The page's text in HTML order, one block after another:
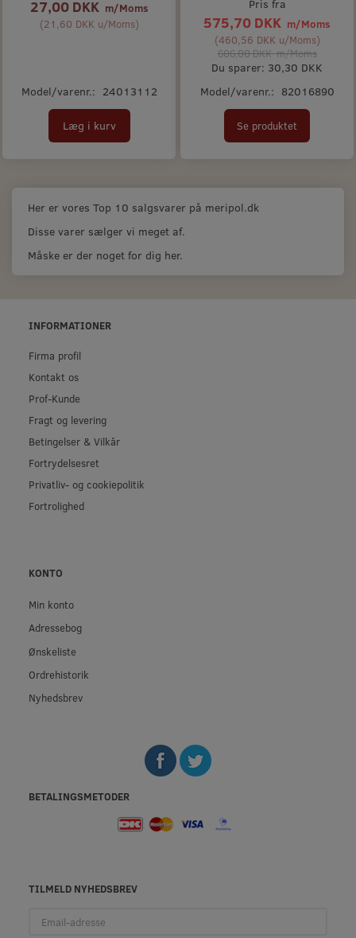
27,00 DKK m/Moms
(21,60 DKK u/Moms)
Model/varenr.: 24013112
Læg i kurv
Pris fra
575,70 DKK m/Moms
(460,56 DKK u/Moms)
606,00 DKKm/Moms
Du sparer: 30,30 DKK
Model/varenr.: 82016890
Se produktet
Her er vores Top 10 salgsvarer på meripol.dk
Disse varer sælger vi meget af.
Måske er der noget for dig her.
INFORMATIONER
Firma profil
Kontakt os
Prof-Kunde
Fragt og levering
Betingelser & Vilkår
Fortrydelsesret
Privatliv- og cookiepolitik
Fortrolighed
KONTO
Min konto
Adressebog
Ønskeliste
Ordrehistorik
Nyhedsbrev
BETALINGSMETODER
TILMELD NYHEDSBREV
adresse